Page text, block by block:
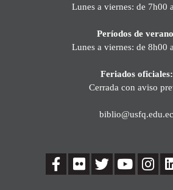
Lunes a viernes: de 7h00
Períodos de
Lunes a viernes: de 8h00
Feriados oficiales:
Cerrada con aviso
biblio@usfq.edu.ec